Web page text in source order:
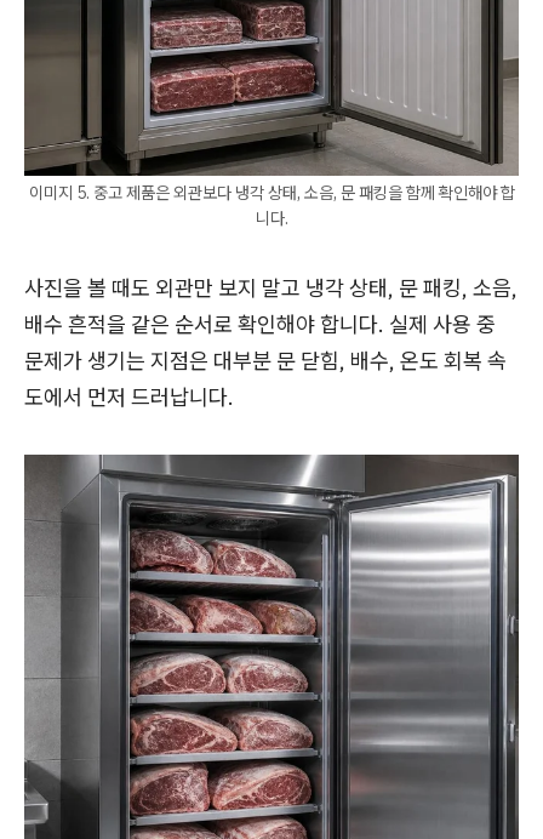
이미지 5. 중고 제품은 외관보다 냉각 상태, 소음, 문 패킹을 함께 확인해야 합
니다.
사진을 볼 때도 외관만 보지 말고 냉각 상태, 문 패킹, 소음,
배수 흔적을 같은 순서로 확인해야 합니다. 실제 사용 중
문제가 생기는 지점은 대부분 문 닫힘, 배수, 온도 회복 속
도에서 먼저 드러납니다.